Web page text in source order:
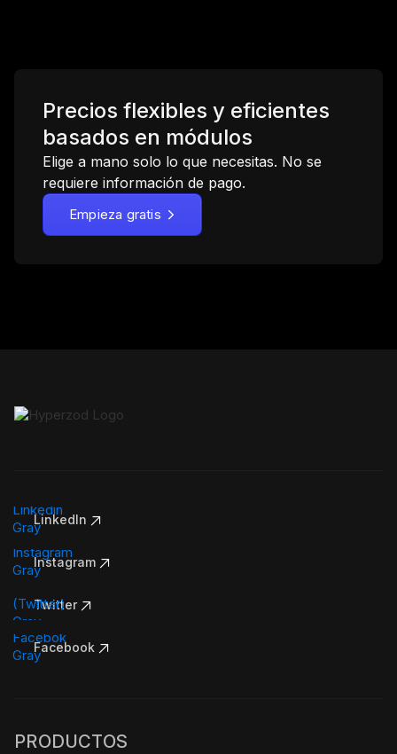
Precios flexibles y eficientes
basados en módulos
Elige a mano solo lo que necesitas. No se
requiere información de pago.
Empieza gratis
LinkedIn
Instagram
Twitter
Facebook
PRODUCTOS